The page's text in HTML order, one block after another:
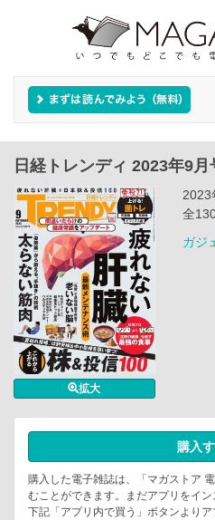
日経トレンディ 2023年9月
拡大
2023
全
ガジ
購入
購入した電子雑誌は、「マガストア
むことができます。まだアプリをイン
下記「アプリ内で買う」ボタンよりア